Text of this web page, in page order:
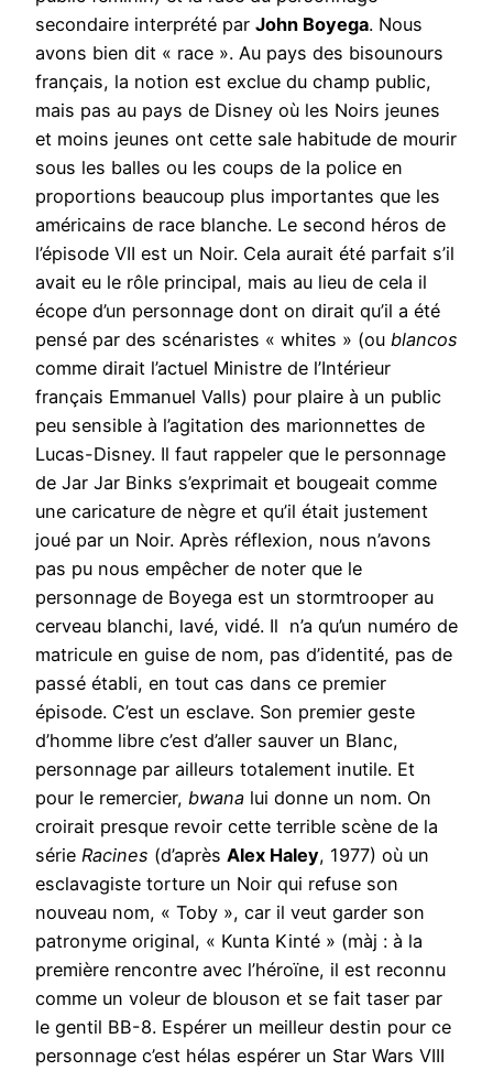
secondaire interprété par John Boyega. Nous
avons bien dit « race ». Au pays des bisounours
français, la notion est exclue du champ public,
mais pas au pays de Disney où les Noirs jeunes
et moins jeunes ont cette sale habitude de mourir
sous les balles ou les coups de la police en
proportions beaucoup plus importantes que les
américains de race blanche. Le second héros de
l’épisode VII est un Noir. Cela aurait été parfait s’il
avait eu le rôle principal, mais au lieu de cela il
écope d’un personnage dont on dirait qu’il a été
pensé par des scénaristes « whites » (ou blancos
comme dirait l’actuel Ministre de l’Intérieur
français Emmanuel Valls) pour plaire à un public
peu sensible à l’agitation des marionnettes de
Lucas-Disney. Il faut rappeler que le personnage
de Jar Jar Binks s’exprimait et bougeait comme
une caricature de nègre et qu’il était justement
joué par un Noir. Après réflexion, nous n’avons
pas pu nous empêcher de noter que le
personnage de Boyega est un stormtrooper au
cerveau blanchi, lavé, vidé. Il n’a qu’un numéro de
matricule en guise de nom, pas d’identité, pas de
passé établi, en tout cas dans ce premier
épisode. C’est un esclave. Son premier geste
d’homme libre c’est d’aller sauver un Blanc,
personnage par ailleurs totalement inutile. Et
pour le remercier, bwana lui donne un nom. On
croirait presque revoir cette terrible scène de la
série Racines (d’après Alex Haley, 1977) où un
esclavagiste torture un Noir qui refuse son
nouveau nom, « Toby », car il veut garder son
patronyme original, « Kunta Kinté » (màj : à la
première rencontre avec l’héroïne, il est reconnu
comme un voleur de blouson et se fait taser par
le gentil BB-8. Espérer un meilleur destin pour ce
personnage c’est hélas espérer un Star Wars VIII